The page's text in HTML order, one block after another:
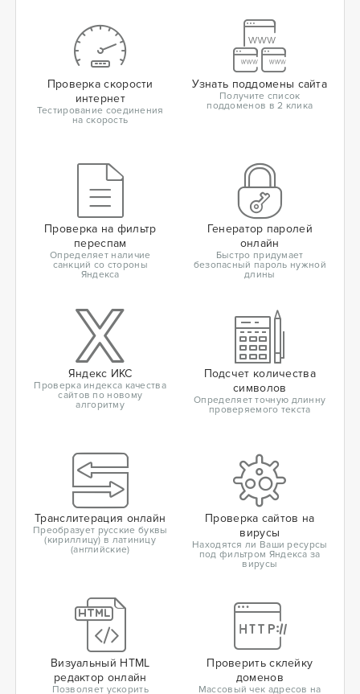
Проверка скорости
интернет
Тестирование соединения
на скорость
Узнать поддомены сайта
Получите список
поддоменов в 2 клика
Проверка на фильтр
переспам
Определяет наличие
санкций со стороны
Яндекса
Генератор паролей
онлайн
Быстро придумает
безопасный пароль нужной
длины
Яндекс ИКС
Проверка индекса качества
сайтов по новому
алгоритму
Подсчет количества
символов
Определяет точную длинну
проверяемого текста
Транслитерация онлайн
Преобразует русские буквы
(кириллицу) в латиницу
(английские)
Проверка сайтов на
вирусы
Находятся ли Ваши ресурсы
под фильтром Яндекса за
вирусы
Визуальный HTML
редактор онлайн
Позволяет ускорить
Проверить склейку
доменов
Массовый чек адресов на